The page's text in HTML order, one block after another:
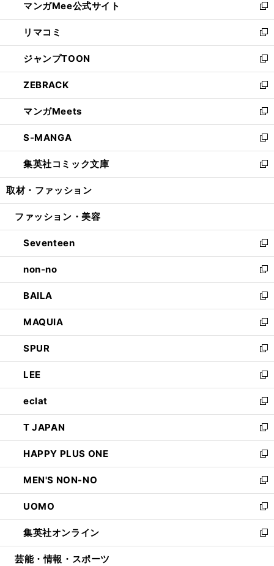
く
ド
ウ
で
開
く
ィ
ン
ド
ウ
で
開
く
い
ウ
ィ
ン
ド
ウ
で
開
く
マンガMee公式サイト
新
し
い
ウ
ィ
ン
ド
ウ
で
開
く
リマコミ
新
し
い
ウ
ィ
ン
ド
ウ
で
開
く
ジャンプTOON
新
し
い
ウ
ィ
ン
ド
ウ
で
開
ZEBRACK
新
し
い
ウ
ィ
ン
ド
ウ
開
マンガMeets
新
し
い
ウ
ィ
ン
ウ
開
く
S-MANGA
新
し
い
ウ
ン
ウ
で
開
く
集英社コミック文庫
新
し
ウ
ン
ド
ウ
で
開
く
取材・ファッション
ファッション・美容
Seventeen
新
し
い
ウ
ィ
ン
ド
ウ
で
開
く
non-no
新
し
い
ウ
ィ
ン
ド
ウ
で
開
く
BAILA
新
し
い
ウ
ィ
ン
ド
ウ
で
開
く
MAQUIA
新
し
い
ウ
ィ
ン
ド
ウ
で
開
く
SPUR
新
し
い
ウ
ィ
ン
ド
ウ
で
開
く
LEE
新
し
い
ウ
ィ
ン
ド
ウ
で
開
く
eclat
新
し
い
ウ
ィ
ン
ド
ウ
で
開
く
T JAPAN
新
し
い
ウ
ィ
ン
ド
ウ
で
開
HAPPY PLUS ONE
新
し
い
ウ
ィ
ン
ド
ウ
MEN'S NON-NO
新
し
い
ウ
ィ
ン
UOMO
新
し
い
ウ
集英社オンライン
新
し
芸能・情報・スポーツ